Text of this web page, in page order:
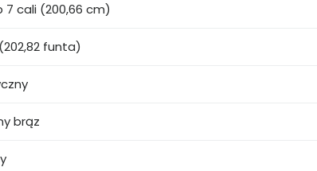
7 cali (200,66 cm)
funta)
brąz